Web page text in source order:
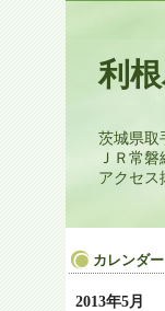
利
茨城県取
ＪＲ常
アクセス
カレンダー
2013年5月